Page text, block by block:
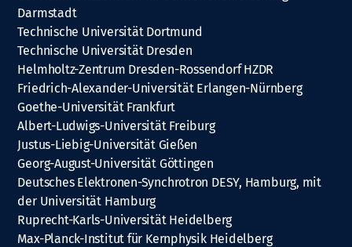
Darmstadt
Technische Universität Dortmund
Technische Universität Dresden
Helmholtz-Zentrum Dresden-Rossendorf HZDR
Friedrich-Alexander-Universität Erlangen-Nürnberg
Goethe-Universität Frankfurt
Albert-Ludwigs-Universität Freiburg
Justus-Liebig-Universität Gießen
Georg-August-Universität Göttingen
Deutsches Elektronen-Synchrotron DESY, Hamburg, mit
der Universität Hamburg
Ruprecht-Karls-Universität Heidelberg
Max-Planck-Institut für Kernphysik Heidelberg